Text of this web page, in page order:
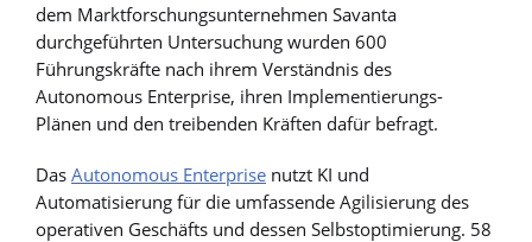
dem Marktforschungsunternehmen Savanta
durchgeführten Untersuchung wurden 600
Führungskräfte nach ihrem Verständnis des
Autonomous Enterprise, ihren Implementierungs-
Plänen und den treibenden Kräften dafür befragt.
Das Autonomous Enterprise nutzt KI und
Automatisierung für die umfassende Agilisierung des
operativen Geschäfts und dessen Selbstoptimierung. 58